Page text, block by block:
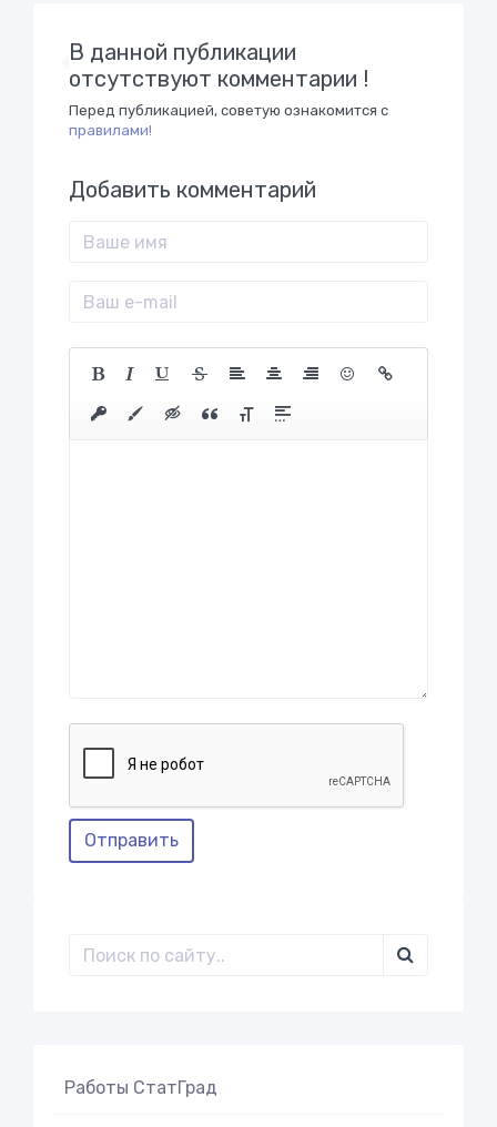
В данной публикации
отсутствуют комментарии !
Перед публикацией, советую ознакомится с
правилами!
Добавить комментарий
Отправить
Работы СтатГрад